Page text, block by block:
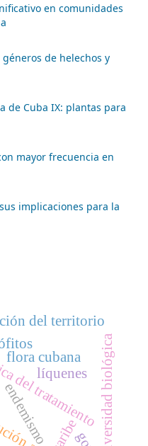
en comunidades
de helechos y
de Cuba IX: plantas para
mayor frecuencia en
implicaciones para la
tratamiento
caribe
endemismo
líquenes
del territorio
diversidad biológica
flora cubana